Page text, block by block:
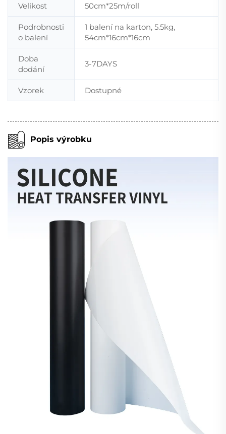
Velikost 50cm*25m/roll
Podrobnosti
o balení
1 balení na karton, 5.5kg,
54cm*16cm*16cm
Doba
dodání
3-7DAYS
Vzorek Dostupné
Popis výrobku